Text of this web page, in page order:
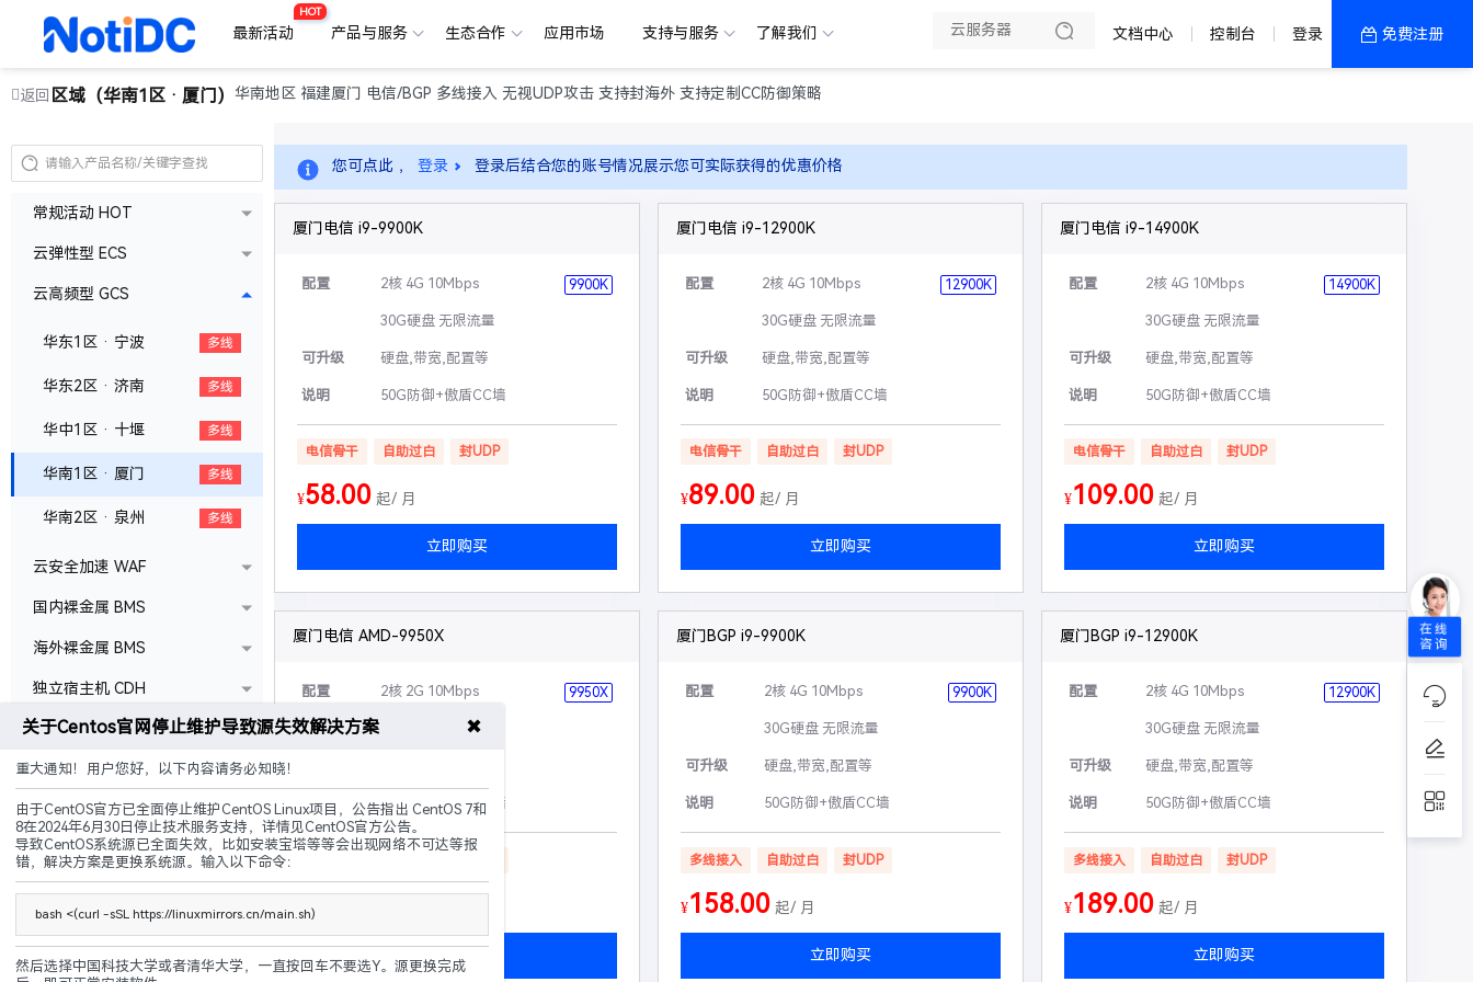
最新活动
HOT
产品与服务 生态合作 应用市场 支持与服务
了解我们
文档中心 控制台 登录 免费注册
返回 区域（华南1区 · 厦门） 华南地区 福建厦门 电信/BGP 多线接入 无视UDP攻击 支持封海外 支持定制CC防御策略
常规活动 HOT
云弹性型 ECS
云高频型 GCS
华东1区 · 宁波 多线
华东2区 · 济南 多线
华中1区 · 十堰 多线
华南1区 · 厦门 多线
华南2区 · 泉州 多线
云安全加速 WAF
国内裸金属 BMS
海外裸金属 BMS
独立宿主机 CDH
您可点此 ， 登录 登录后结合您的账号情况展示您可实际获得的优惠价格
厦门电信 i9-9900K
配置 2核 4G 10Mbps 9900K
30G硬盘 无限流量
可升级 硬盘,带宽,配置等
说明 50G防御+傲盾CC墙
电信骨干 自助过白 封UDP
¥58.00 起/ 月
立即购买
厦门电信 i9-12900K
配置 2核 4G 10Mbps 12900K
30G硬盘 无限流量
可升级 硬盘,带宽,配置等
说明 50G防御+傲盾CC墙
电信骨干 自助过白 封UDP
¥89.00 起/ 月
立即购买
厦门电信 i9-14900K
配置 2核 4G 10Mbps 14900K
30G硬盘 无限流量
可升级 硬盘,带宽,配置等
说明 50G防御+傲盾CC墙
电信骨干 自助过白 封UDP
¥109.00 起/ 月
立即购买
厦门电信 AMD-9950X
配置 2核 2G 10Mbps 9950X
30G硬盘 无限流量
说明 50G防御+傲盾CC墙
69.00
立即购买
厦门BGP i9-9900K
配置 2核 4G 10Mbps 9900K
30G硬盘 无限流量
可升级 硬盘,带宽,配置等
说明 50G防御+傲盾CC墙
多线接入 自助过白 封UDP
¥158.00 起/ 月
立即购买
厦门BGP i9-12900K
配置 2核 4G 10Mbps 12900K
30G硬盘 无限流量
可升级 硬盘,带宽,配置等
说明 50G防御+傲盾CC墙
多线接入 自助过白 封UDP
¥189.00 起/ 月
立即购买
在线
咨询
关于Centos官网停止维护导致源失效解决方案 ✖
重大通知！用户您好，以下内容请务必知晓！
由于CentOS官方已全面停止维护CentOS Linux项目，公告指出 CentOS 7和
8在2024年6月30日停止技术服务支持，详情见CentOS官方公告。
导致CentOS系统源已全面失效，比如安装宝塔等等会出现网络不可达等报
错，解决方案是更换系统源。输入以下命令：
bash <(curl -sSL https://linuxmirrors.cn/main.sh)
然后选择中国科技大学或者清华大学，一直按回车不要选Y。源更换完成